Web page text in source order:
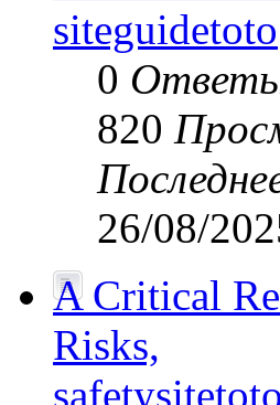
siteguidetoto
0
820
26/08/
A Critical
Risks,
safetysitetoto